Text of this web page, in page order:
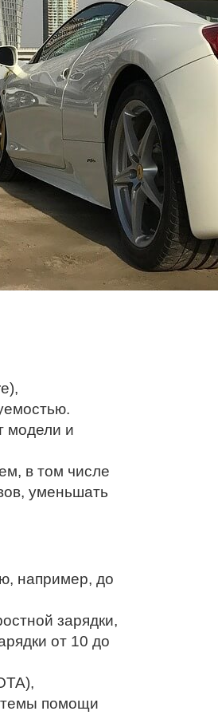
модели и
в том числе
уменьшать
например, до
зарядки,
от 10 до
помощи